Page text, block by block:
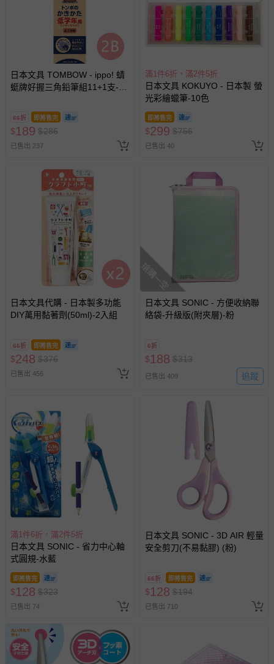
日本文具 TOMBOW - ippo! 蜻
蜓牌好握三角鉛筆組11+1支-低
66折 即將售完
$189 $286
已售出 237
滿1件6折，滿2件5折
日本文具 KOKUYO - 日本製 螢
光彩繪蠟筆-10色
即將售完
$299 $756
已售出 40
日本文具代購 - 日本製多功能
DIY萬用黏著劑(50ml)-2入組
66折 即將售完
$248 $376
已售出 456
搶購一空
日本文具 SONIC - 方便收納聯
絡袋-升級版(附夾層)-粉
6折
$188 $313
已售出 409 追蹤
滿1件6折，滿2件5折
日本文具 SONIC - 省力中心軸
式圓規-水藍
即將售完
$128 $323
已售出 74
日本文具 SONIC - 3D AIR 輕量
安全剪刀(不易黏膠) (粉)
66折 即將售完
$128 $194
已售出 710